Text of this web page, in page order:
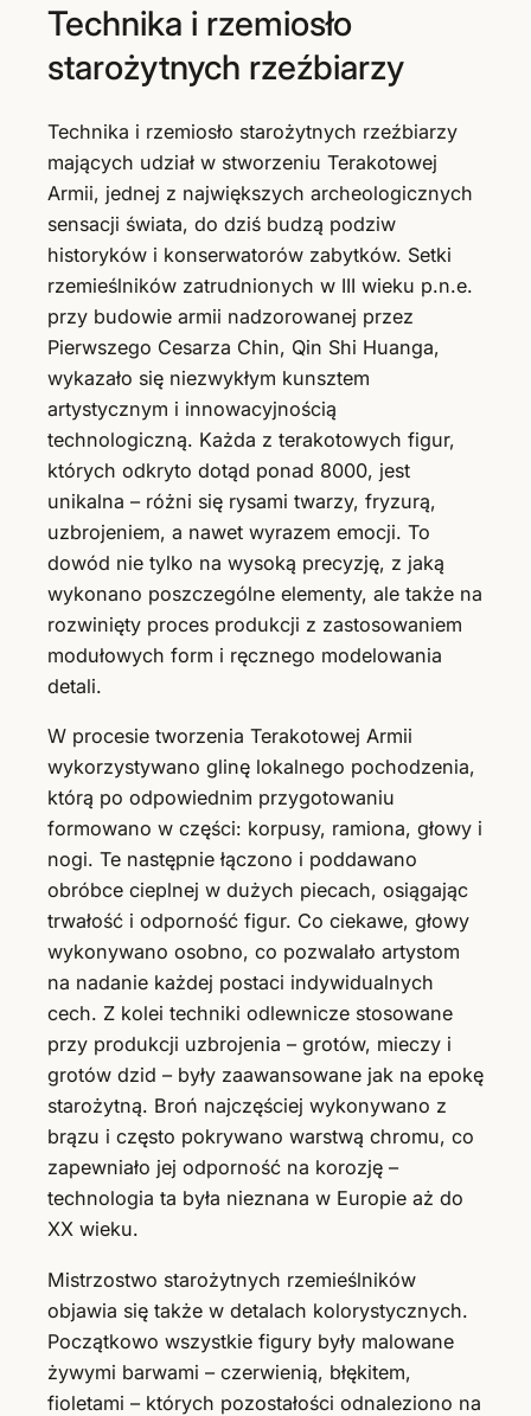
Technika i rzemiosło
starożytnych rzeźbiarzy
Technika i rzemiosło starożytnych rzeźbiarzy
mających udział w stworzeniu Terakotowej
Armii, jednej z największych archeologicznych
sensacji świata, do dziś budzą podziw
historyków i konserwatorów zabytków. Setki
rzemieślników zatrudnionych w III wieku p.n.e.
przy budowie armii nadzorowanej przez
Pierwszego Cesarza Chin, Qin Shi Huanga,
wykazało się niezwykłym kunsztem
artystycznym i innowacyjnością
technologiczną. Każda z terakotowych figur,
których odkryto dotąd ponad 8000, jest
unikalna – różni się rysami twarzy, fryzurą,
uzbrojeniem, a nawet wyrazem emocji. To
dowód nie tylko na wysoką precyzję, z jaką
wykonano poszczególne elementy, ale także na
rozwinięty proces produkcji z zastosowaniem
modułowych form i ręcznego modelowania
detali.
W procesie tworzenia Terakotowej Armii
wykorzystywano glinę lokalnego pochodzenia,
którą po odpowiednim przygotowaniu
formowano w części: korpusy, ramiona, głowy i
nogi. Te następnie łączono i poddawano
obróbce cieplnej w dużych piecach, osiągając
trwałość i odporność figur. Co ciekawe, głowy
wykonywano osobno, co pozwalało artystom
na nadanie każdej postaci indywidualnych
cech. Z kolei techniki odlewnicze stosowane
przy produkcji uzbrojenia – grotów, mieczy i
grotów dzid – były zaawansowane jak na epokę
starożytną. Broń najczęściej wykonywano z
brązu i często pokrywano warstwą chromu, co
zapewniało jej odporność na korozję –
technologia ta była nieznana w Europie aż do
XX wieku.
Mistrzostwo starożytnych rzemieślników
objawia się także w detalach kolorystycznych.
Początkowo wszystkie figury były malowane
żywymi barwami – czerwienią, błękitem,
fioletami – których pozostałości odnaleziono na